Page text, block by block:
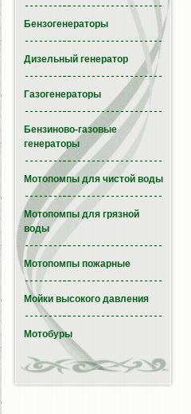
Бензогенераторы
Дизельный генератор
Газогенераторы
Бензиново-газовые
генераторы
Мотопомпы для чистой воды
Мотопомпы для грязной
воды
Мотопомпы пожарные
Мойки высокого давления
Мотобуры